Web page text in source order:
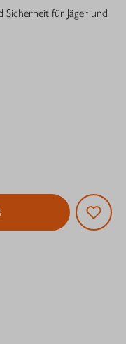
für Jäger und